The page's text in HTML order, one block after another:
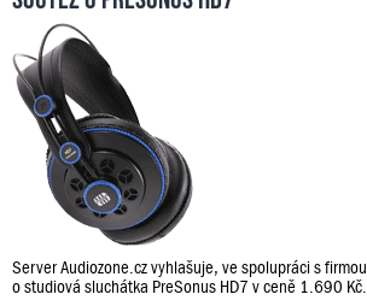
Server Audiozone.cz vyhlašuje, ve spolupráci s firmou
o studiová sluchátka PreSonus HD7 v ceně 1.690 Kč.